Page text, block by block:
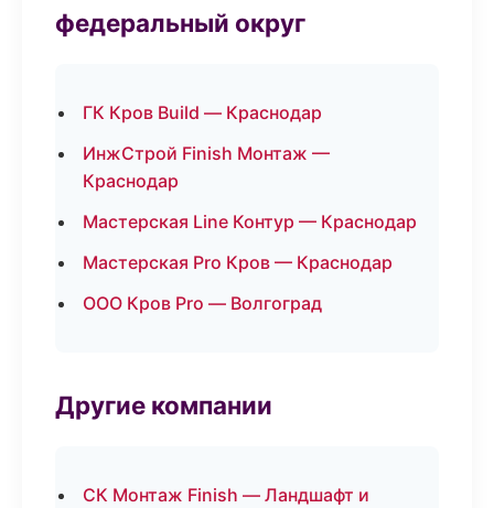
федеральный округ
ГК Кров Build — Краснодар
ИнжСтрой Finish Монтаж —
Краснодар
Мастерская Line Контур — Краснодар
Мастерская Pro Кров — Краснодар
ООО Кров Pro — Волгоград
Другие компании
СК Монтаж Finish — Ландшафт и